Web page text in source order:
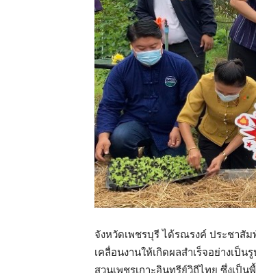
จังหวัดเพชรบุรี ได้รณรงค์ ประชาสัม
เคลื่อนงานให้เกิดผลสำเร็จอย่างเป็
สวนเพชรเกาะอินทรีย์วิถีไทย ซึ่งเ